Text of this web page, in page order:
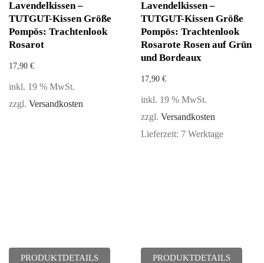
Lavendelkissen –
TUTGUT-Kissen Größe
Pompös: Trachtenlook
Rosarot
17,90 €
inkl. 19 % MwSt.
zzgl. Versandkosten
PRODUKTDETAILS
Lavendelkissen –
TUTGUT-Kissen Größe
Pompös: Trachtenlook
Rosarote Rosen auf Grün
und Bordeaux
17,90 €
inkl. 19 % MwSt.
zzgl. Versandkosten
Lieferzeit: 7 Werktage
PRODUKTDETAILS